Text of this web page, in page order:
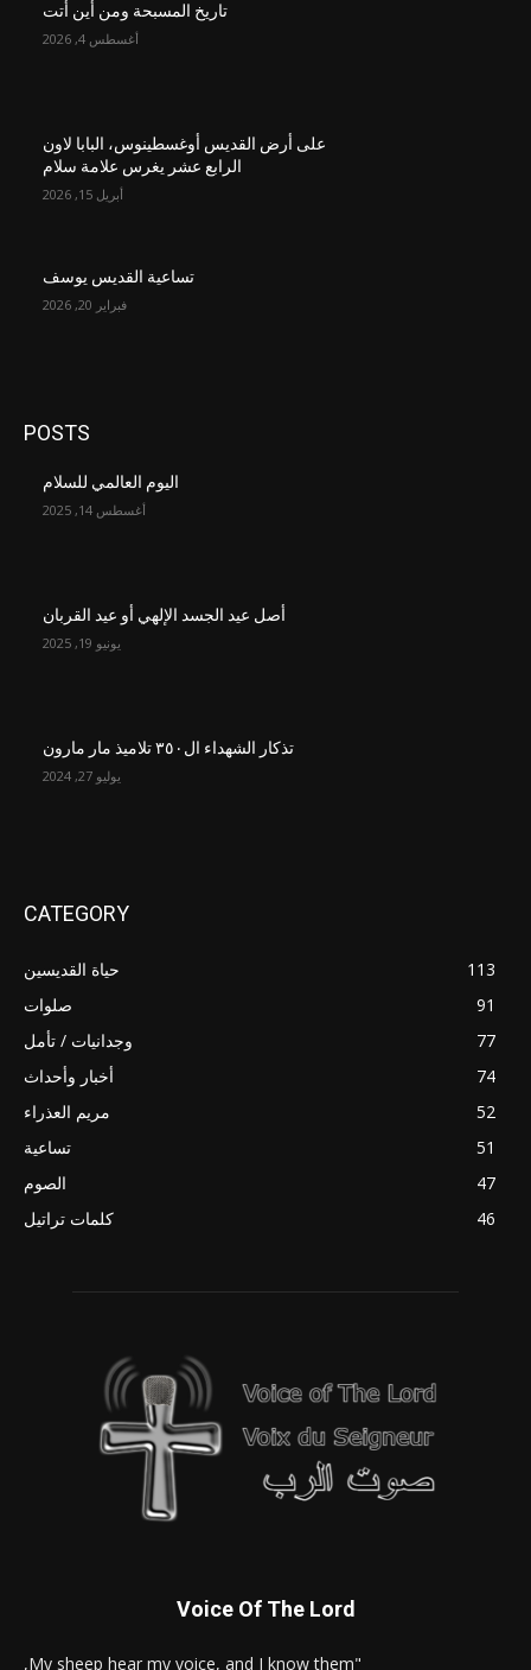
تاريخ المسبحة ومن أين أتت
أغسطس 4, 2026
على أرض القديس أوغسطينوس، البابا لاون
الرابع عشر يغرس علامة سلام
أبريل 15, 2026
تساعية القديس يوسف
فبراير 20, 2026
POSTS
اليوم العالمي للسلام
أغسطس 14, 2025
أصل عيد الجسد الإلهي أو عيد القربان
يونيو 19, 2025
تذكار الشهداء ال٣٥٠ تلاميذ مار مارون
يوليو 27, 2024
CATEGORY
حياة القديسين
113
صلوات
91
وجدانيات / تأمل
77
أخبار وأحداث
74
مريم العذراء
52
تساعية
51
الصوم
47
كلمات تراتيل
46
Voice Of The Lord
"My sheep hear my voice, and I know them,